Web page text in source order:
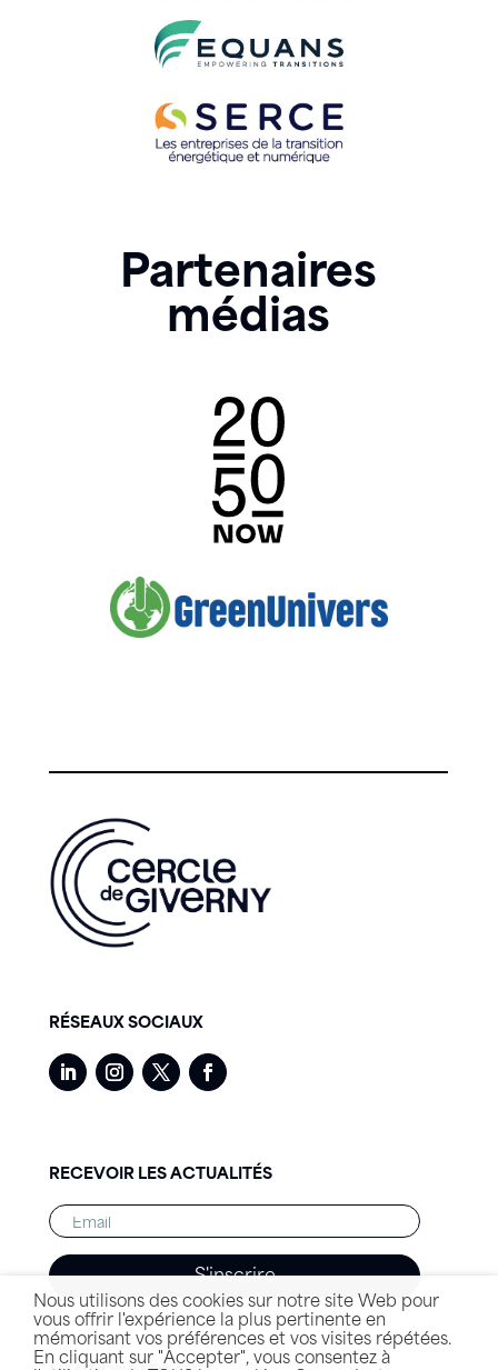
Partenaires
médias
RÉSEAUX SOCIAUX
RECEVOIR LES ACTUALITÉS
S'inscrire
Nous utilisons des cookies sur notre site Web pour
vous offrir l'expérience la plus pertinente en
mémorisant vos préférences et vos visites répétées.
En cliquant sur "Accepter", vous consentez à